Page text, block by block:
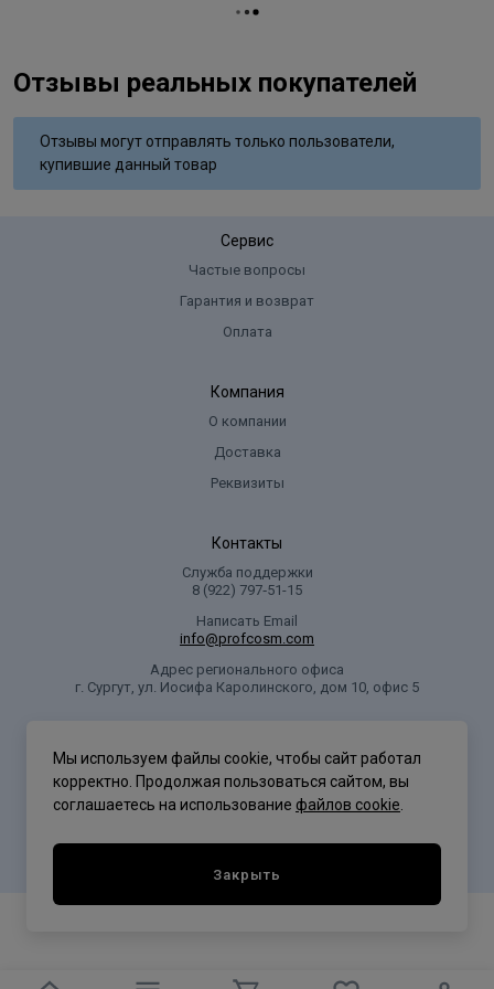
(обесвечивание)
Типы волос для всех типов
Упаковка товара тюбик
Отзывы реальных покупателей
Отзывы могут отправлять только пользователи,
купившие данный товар
Сервис
Частые вопросы
Гарантия и возврат
Оплата
Компания
О компании
Доставка
Реквизиты
Контакты
Служба поддержки
8 (922) 797‑51-15
Написать Email
info@profcosm.com
Адрес регионального офиса
г. Сургут, ул. Иосифа Каролинского, дом 10, офис 5
Мы используем файлы cookie, чтобы сайт работал
корректно. Продолжая пользоваться сайтом, вы
соглашаетесь на использование файлов cookie
Закрыть